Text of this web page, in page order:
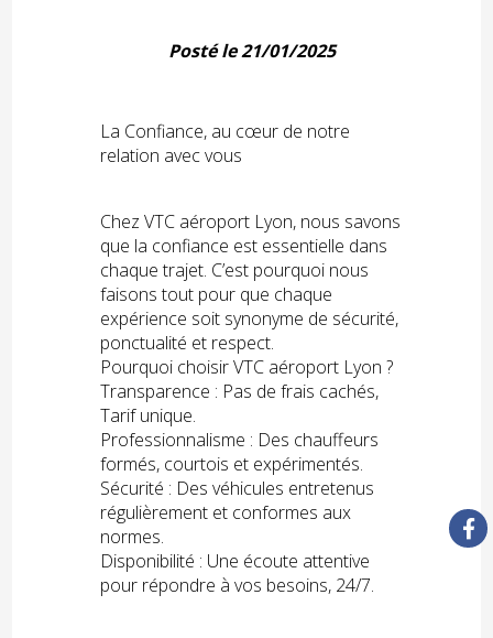
Posté le 21/01/2025
La Confiance, au cœur de notre
relation avec vous
Chez VTC aéroport Lyon, nous savons
que la confiance est essentielle dans
chaque trajet. C’est pourquoi nous
faisons tout pour que chaque
expérience soit synonyme de sécurité,
ponctualité et respect.
Pourquoi choisir VTC aéroport Lyon ?
Transparence : Pas de frais cachés,
Tarif unique.
Professionnalisme : Des chauffeurs
formés, courtois et expérimentés.
Sécurité : Des véhicules entretenus
régulièrement et conformes aux
normes.
Disponibilité : Une écoute attentive
pour répondre à vos besoins, 24/7.